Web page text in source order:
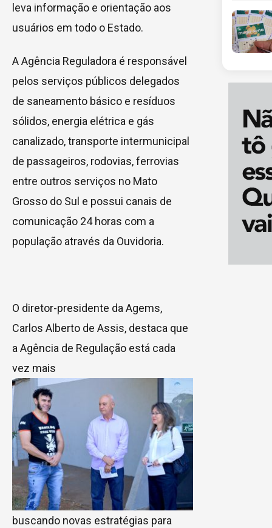
leva informação e orientação aos
usuários em todo o Estado.
A Agência Reguladora é responsável
pelos serviços públicos delegados
de saneamento básico e resíduos
sólidos, energia elétrica e gás
canalizado, transporte intermunicipal
de passageiros, rodovias, ferrovias
entre outros serviços no Mato
Grosso do Sul e possui canais de
comunicação 24 horas com a
população através da Ouvidoria.
O diretor-presidente da Agems,
Carlos Alberto de Assis, destaca que
a Agência de Regulação está cada
vez mais
buscando novas estratégias para